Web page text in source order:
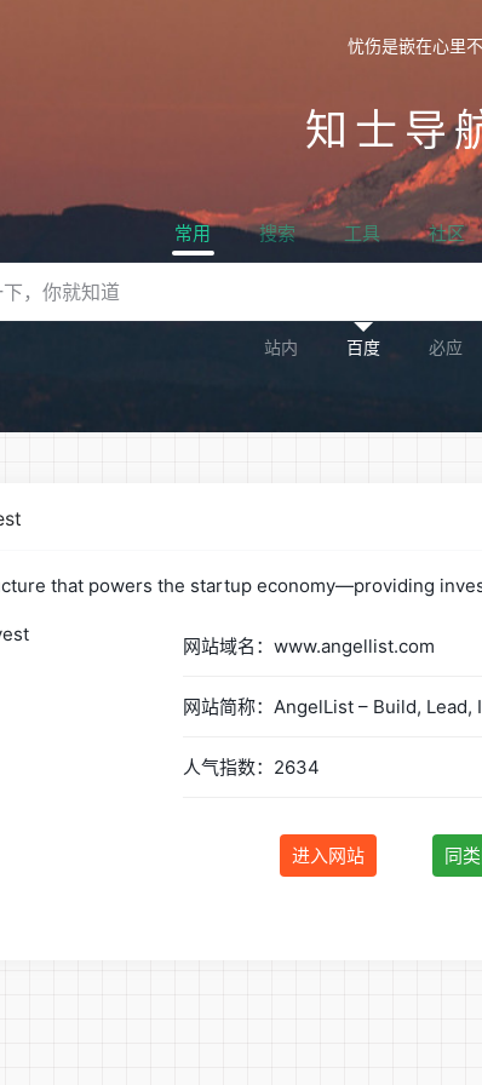
忧伤是嵌在心里
知士导
常用 搜索 工具 社区
站内 百度 必应
that powers the startup economy—providing
网站域名：www.angellist.com
网站简称：AngelList – Build, Lead,
人气指数：2634
进入网站 同